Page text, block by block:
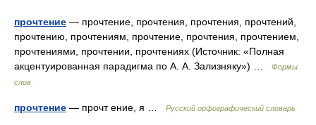
прочтение — прочтение, прочтения, прочтения, прочтений,
прочтению, прочтениям, прочтение, прочтения, прочтением,
прочтениями, прочтении, прочтениях (Источник: «Полная
акцентуированная парадигма по А. А. Зализняку») …
Формы
слов
прочтение — прочт ение, я … Русский орфографический словарь